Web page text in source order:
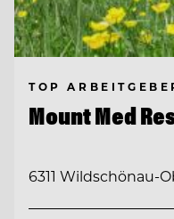
TOP
Mount Med
6311 Wildschönau-